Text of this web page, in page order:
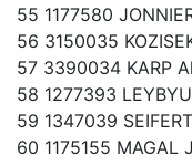
55 1177580
56 3150035
57 3390034 KARP
58 1277393
59 1347039
60 1175155 MAGAL